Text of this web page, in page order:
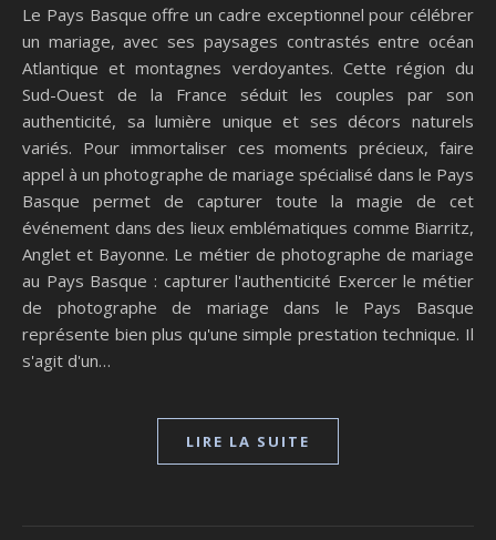
Le Pays Basque offre un cadre exceptionnel pour célébrer
un mariage, avec ses paysages contrastés entre océan
Atlantique et montagnes verdoyantes. Cette région du
Sud-Ouest de la France séduit les couples par son
authenticité, sa lumière unique et ses décors naturels
variés. Pour immortaliser ces moments précieux, faire
appel à un photographe de mariage spécialisé dans le Pays
Basque permet de capturer toute la magie de cet
événement dans des lieux emblématiques comme Biarritz,
Anglet et Bayonne. Le métier de photographe de mariage
au Pays Basque : capturer l'authenticité Exercer le métier
de photographe de mariage dans le Pays Basque
représente bien plus qu'une simple prestation technique. Il
s'agit d'un…
LIRE LA SUITE